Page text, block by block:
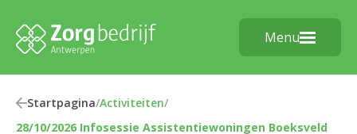
Menu
Startpagina/Activiteiten/
28/10/2026 Infosessie Assistentiewoningen Boeksveld